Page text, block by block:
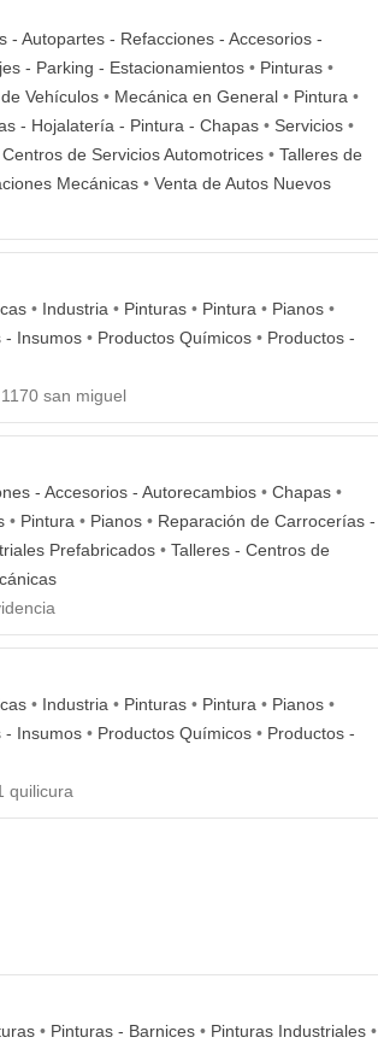
- Autopartes - Refacciones - Accesorios -
- Parking - Estacionamientos • Pinturas •
Vehículos • Mecánica en General • Pintura •
- Hojalatería - Pintura - Chapas • Servicios •
de Servicios Automotrices • Talleres de
Mecánicas • Venta de Autos Nuevos
• Industria • Pinturas • Pintura • Pianos •
- Insumos • Productos Químicos • Productos -
san miguel
- Accesorios - Autorecambios • Chapas •
• Pintura • Pianos • Reparación de Carrocerías -
Prefabricados • Talleres - Centros de
• Industria • Pinturas • Pintura • Pianos •
- Insumos • Productos Químicos • Productos -
quilicura
• Pinturas - Barnices • Pinturas Industriales •